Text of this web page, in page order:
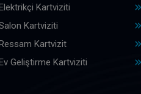
Kartviziti
Kartviziti
Kartvizit
Geliştirme Kartviziti